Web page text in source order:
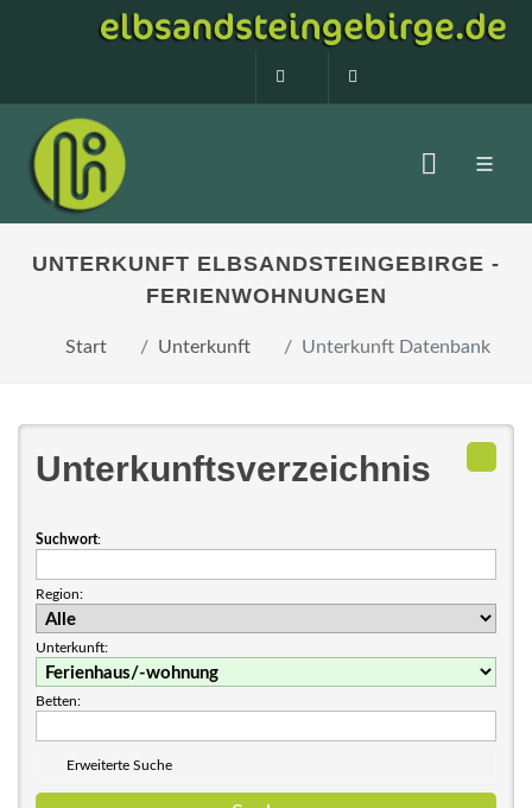
0160 99873408
UNTERKUNFT ELBSANDSTEINGEBIRGE -
FERIENWOHNUNGEN
Start Unterkunft Unterkunft Datenbank
Unterkunftsverzeichnis
Suchwort:
Region:
Unterkunft:
Betten:
Erweiterte Suche